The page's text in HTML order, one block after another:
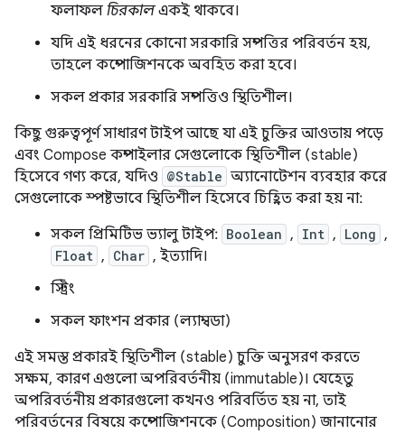
ফলাফল চিরকালএকই থাকবে।
যদি এই ধরনের কোনো সরকারি সম্পত্তির পরিবর্তন হয়,
তাহলে কম্পোজিশনকে অবহিত করা হবে।
সকল প্রকার সরকারি সম্পত্তিও স্থিতিশীল।
কিছু গুরুত্বপূর্ণ সাধারণ টাইপ আছে যা এই চুক্তির আওতায় পড়ে
এবং Compose কম্পাইলার সেগুলোকে স্থিতিশীল (stable)
হিসেবে গণ্য করে, যদিও @Stable অ্যানোটেশন ব্যবহার করে
সেগুলোকে স্পষ্টভাবে স্থিতিশীল হিসেবে চিহ্নিত করা হয় না:
সকল প্রিমিটিভ ভ্যালু টাইপ: Boolean , Int , Long ,
Float , Char , ইত্যাদি।
স্ট্রিং
সকল ফাংশন প্রকার (ল্যাম্বডা)
এই সমস্ত প্রকারই স্থিতিশীল (stable) চুক্তি অনুসরণ করতে
সক্ষম, কারণ এগুলো অপরিবর্তনীয় (immutable)। যেহেতু
অপরিবর্তনীয় প্রকারগুলো কখনও পরিবর্তিত হয় না, তাই
পরিবর্তনের বিষয়ে কম্পোজিশনকে (Composition) জানানোর